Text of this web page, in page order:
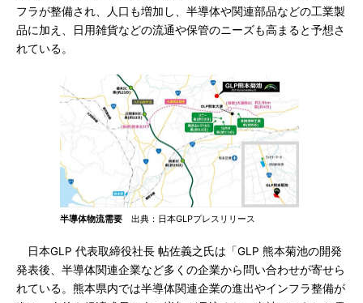
フラが整備され、人口も増加し、半導体や関連部品などの工業製
品に加え、日用雑貨などの流通や保管のニーズも高まると予想さ
れている。
半導体物流需要 出典：日本GLPプレスリリース
日本GLP 代表取締役社長 帖佐義之氏は「GLP 熊本菊池の開発
発表後、半導体関連企業など多くの企業から問い合わせが寄せら
れている。熊本県内では半導体関連企業の進出やインフラ整備が